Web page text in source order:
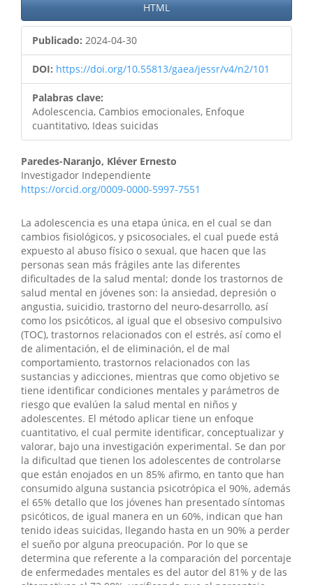
HTML
Publicado: 2024-04-30
DOI: https://doi.org/10.55813/gaea/jessr/v4/n2/101
Palabras clave:
Adolescencia, Cambios emocionales, Enfoque
cuantitativo, Ideas suicidas
Paredes-Naranjo, Kléver Ernesto
Investigador Independiente
https://orcid.org/0009-0000-5997-7551
La adolescencia es una etapa única, en el cual se dan
cambios fisiológicos, y psicosociales, el cual puede está
expuesto al abuso físico o sexual, que hacen que las
personas sean más frágiles ante las diferentes
dificultades de la salud mental; donde los trastornos de
salud mental en jóvenes son: la ansiedad, depresión o
angustia, suicidio, trastorno del neuro-desarrollo, así
como los psicóticos, al igual que el obsesivo compulsivo
(TOC), trastornos relacionados con el estrés, así como el
de alimentación, el de eliminación, el de mal
comportamiento, trastornos relacionados con las
sustancias y adicciones, mientras que como objetivo se
tiene identificar condiciones mentales y parámetros de
riesgo que evalúen la salud mental en niños y
adolescentes. El método aplicar tiene un enfoque
cuantitativo, el cual permite identificar, conceptualizar y
valorar, bajo una investigación experimental. Se dan por
la dificultad que tienen los adolescentes de controlarse
que están enojados en un 85% afirmo, en tanto que han
consumido alguna sustancia psicotrópica el 90%, además
el 65% detallo que los jóvenes han presentado síntomas
psicóticos, de igual manera en un 60%, indican que han
tenido ideas suicidas, llegando hasta en un 90% a perder
el sueño por alguna preocupación. Por lo que se
determina que referente a la comparación del porcentaje
de enfermedades mentales es del autor del 81% y de las